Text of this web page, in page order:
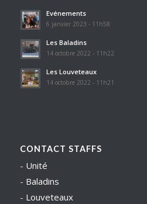
Evénements
6 janvier 2023 - 11h58
Les Baladins
14 octobre 2022 - 11h22
Les Louveteaux
14 octobre 2022 - 11h21
CONTACT STAFFS
- Unité
- Baladins
- Louveteaux